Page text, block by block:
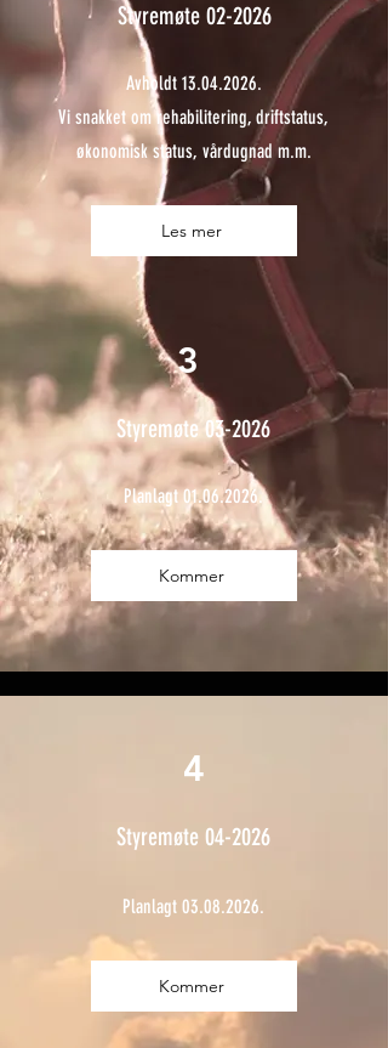
Styremøte 02-2026
Avholdt 13.04.2026.
Vi snakket om rehabilitering, driftstatus,
økonomisk status, vårdugnad m.m.
Les mer
3
Styremøte 03-2026
Planlagt01.06.2026.
Kommer
4
Styremøte 04-2026
Planlagt 03.08.2026.
Kommer